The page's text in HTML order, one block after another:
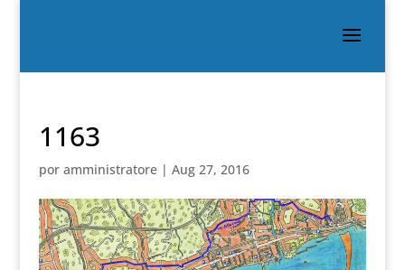
1163
por amministratore| Aug 27, 2016